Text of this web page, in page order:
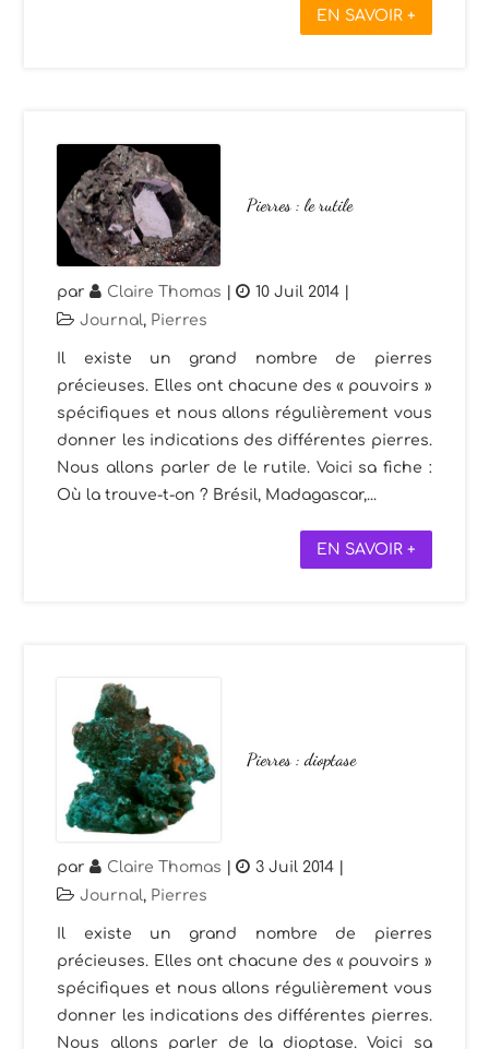
EN SAVOIR +
Pierres : le rutile
par Claire Thomas | 10 Juil 2014
Journal, Pierres
Il existe un grand nombre de pierres
précieuses. Elles ont chacune des « pouvoirs »
spécifiques et nous allons régulièrement vous
donner les indications des différentes pierres.
Nous allons parler de le rutile. Voici sa fiche :
Où la trouve-t-on ? Brésil, Madagascar,...
EN SAVOIR +
Pierres : dioptase
par Claire Thomas | 3 Juil 2014
Journal, Pierres
Il existe un grand nombre de pierres
précieuses. Elles ont chacune des « pouvoirs »
spécifiques et nous allons régulièrement vous
donner les indications des différentes pierres.
Nous allons parler de la dioptase. Voici sa